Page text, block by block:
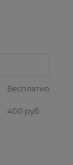
Бесплатно
400 руб.